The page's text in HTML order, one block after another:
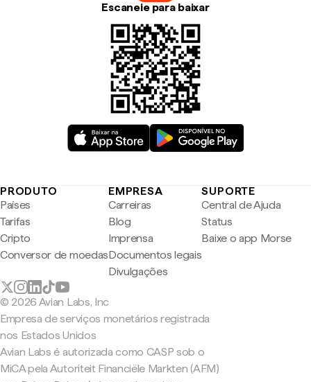
Escaneie para baixar
PRODUTO
Países
Tarifas
Cripto
Conversor de moedas
EMPRESA
Carreiras
Blog
Imprensa
Documentos legais
Divulgações
SUPORTE
Central de Ajuda
Status
Baixe o app Morse
© 2026 Avian Labs, Inc
Empresa de serviços monetários registrada
nos Estados Unidos
Avian Labs é autorizada como CASP sob o
MiCA pela Autoriteit Financiële Markten (AFM)